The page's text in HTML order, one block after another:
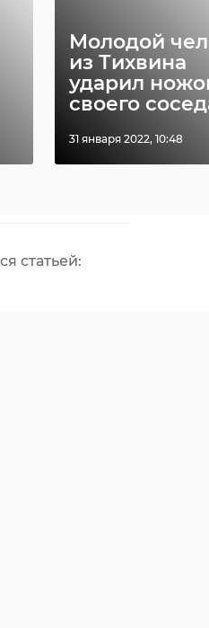
Молодой
из Тихвина
ударил
своего
31 января 2022, 10:48
статьей: